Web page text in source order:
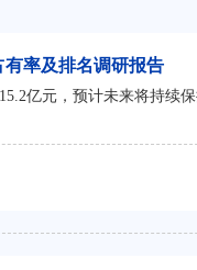
率及排名调研报告
亿元，预计未来将持续